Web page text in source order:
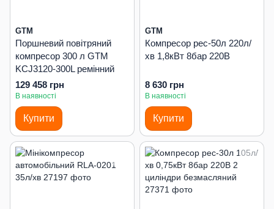
GTM
Поршневий повітряний
компресор 300 л GTM
KCJ3120-300L ремінний
129 458 грн
В наявності
Купити
GTM
Компресор рес-50л 220л/
хв 1,8кВт 8бар 220В
8 630 грн
В наявності
Купити